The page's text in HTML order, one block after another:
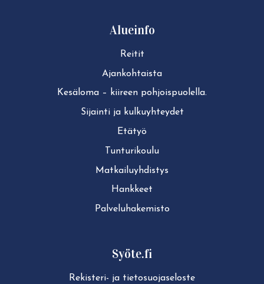
Alueinfo
Reitit
Ajan­koh­tais­ta
Kesäloma – kiireen pohjoispuolella.
Sijainti ja kul­ku­yh­tey­det
Etätyö
Tun­tu­ri­kou­lu
Mat­kai­lu­yh­dis­tys
Hankkeet
Pal­ve­lu­ha­ke­mis­to
Syöte.fi
Rekisteri- ja tie­to­suo­ja­se­los­te